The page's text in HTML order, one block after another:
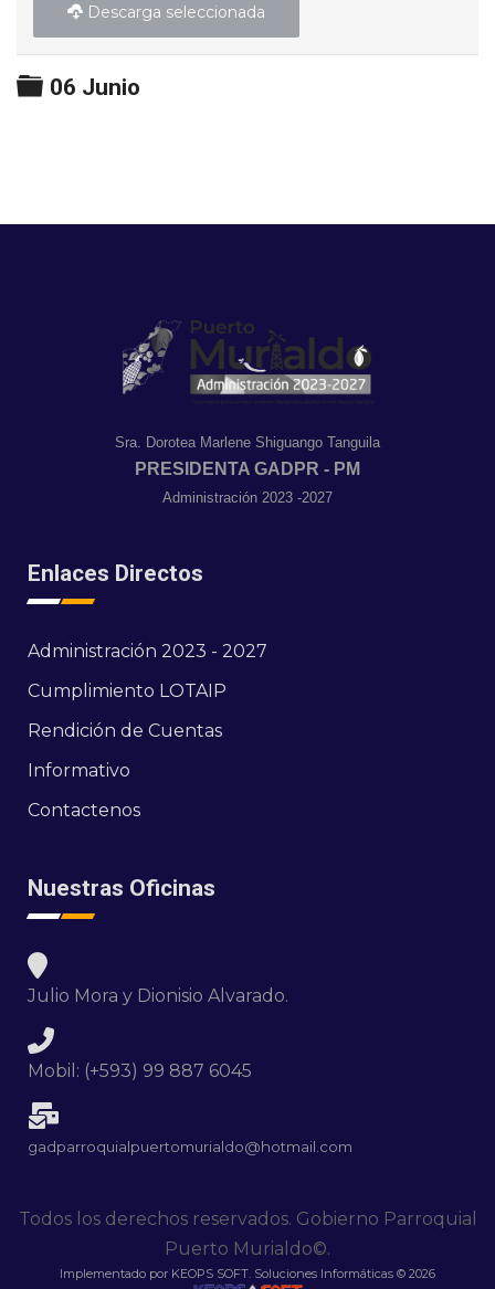
Descarga seleccionada
Carpeta
06 Junio
Sra. Dorotea Marlene Shiguango Tanguila
PRESIDENTA GADPR - PM
Administración 2023 -2027
Enlaces Directos
Administración 2023 - 2027
Cumplimiento LOTAIP
Rendición de Cuentas
Informativo
Contactenos
Nuestras Oficinas
Julio Mora y Dionisio Alvarado.
Mobil: (+593) 99 887 6045
gadparroquialpuertomurialdo@hotmail.com
Todos los derechos reservados. Gobierno Parroquial
Puerto Murialdo©.
Implementado por KEOPS SOFT. Soluciones Informáticas © 2026